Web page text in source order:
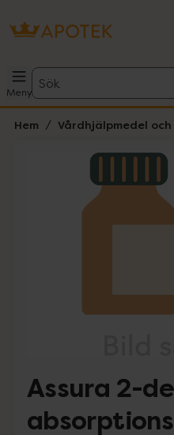
Meny
Sök
Hem Vårdhjälpmedel
Lista: .
Assura 2-